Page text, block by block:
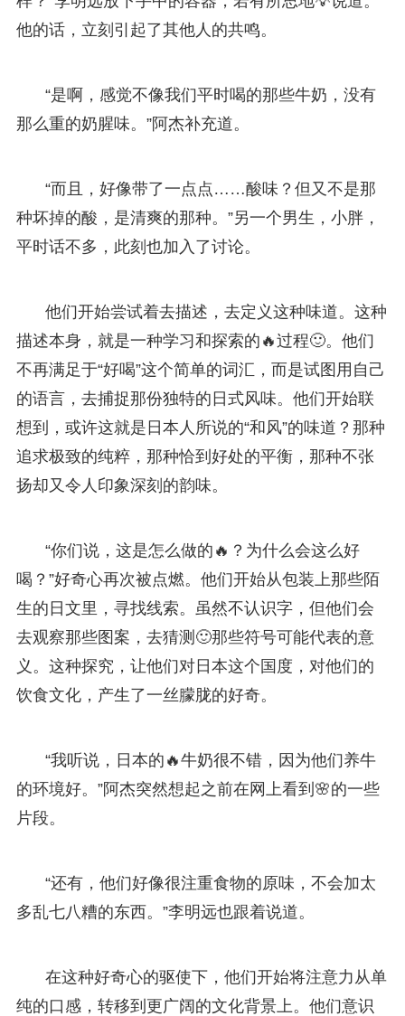
他的话，立刻引起了其他人的共鸣。
“是啊，感觉不像我们平时喝的那些牛奶，没有
那么重的奶腥味。”阿杰补充道。
“而且，好像带了一点点……酸味？但又不是那
种坏掉的酸，是清爽的那种。”另一个男生，小胖，
平时话不多，此刻也加入了讨论。
他们开始尝试着去描述，去定义这种味道。这种
描述本身，就是一种学习和探索的🔥过程🙂。他们
不再满足于“好喝”这个简单的词汇，而是试图用自己
的语言，去捕捉那份独特的日式风味。他们开始联
想到，或许这就是日本人所说的“和风”的味道？那种
追求极致的纯粹，那种恰到好处的平衡，那种不张
扬却又令人印象深刻的韵味。
“你们说，这是怎么做的🔥？为什么会这么好
喝？”好奇心再次被点燃。他们开始从包装上那些陌
生的日文里，寻找线索。虽然不认识字，但他们会
去观察那些图案，去猜测🙂那些符号可能代表的意
义。这种探究，让他们对日本这个国度，对他们的
饮食文化，产生了一丝朦胧的好奇。
“我听说，日本的🔥牛奶很不错，因为他们养牛
的环境好。”阿杰突然想起之前在网上看到🌸的一些
片段。
“还有，他们好像很注重食物的原味，不会加太
多乱七八糟的东西。”李明远也跟着说道。
在这种好奇心的驱使下，他们开始将注意力从单
纯的口感，转移到更广阔的文化背景上。他们意识